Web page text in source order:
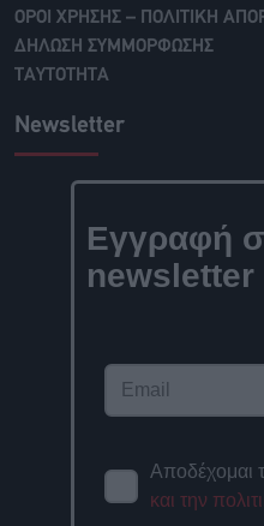
ΟΡΟΙ ΧΡΗΣΗΣ – ΠΟΛΙΤΙΚΗ
ΔΗΛΩΣΗ ΣΥΜΜΟΡΦΩΣΗΣ
ΤΑΥΤΟΤΗΤΑ
Newsletter
Εγγραφή
newsletter
Αποδέχομαι
και την